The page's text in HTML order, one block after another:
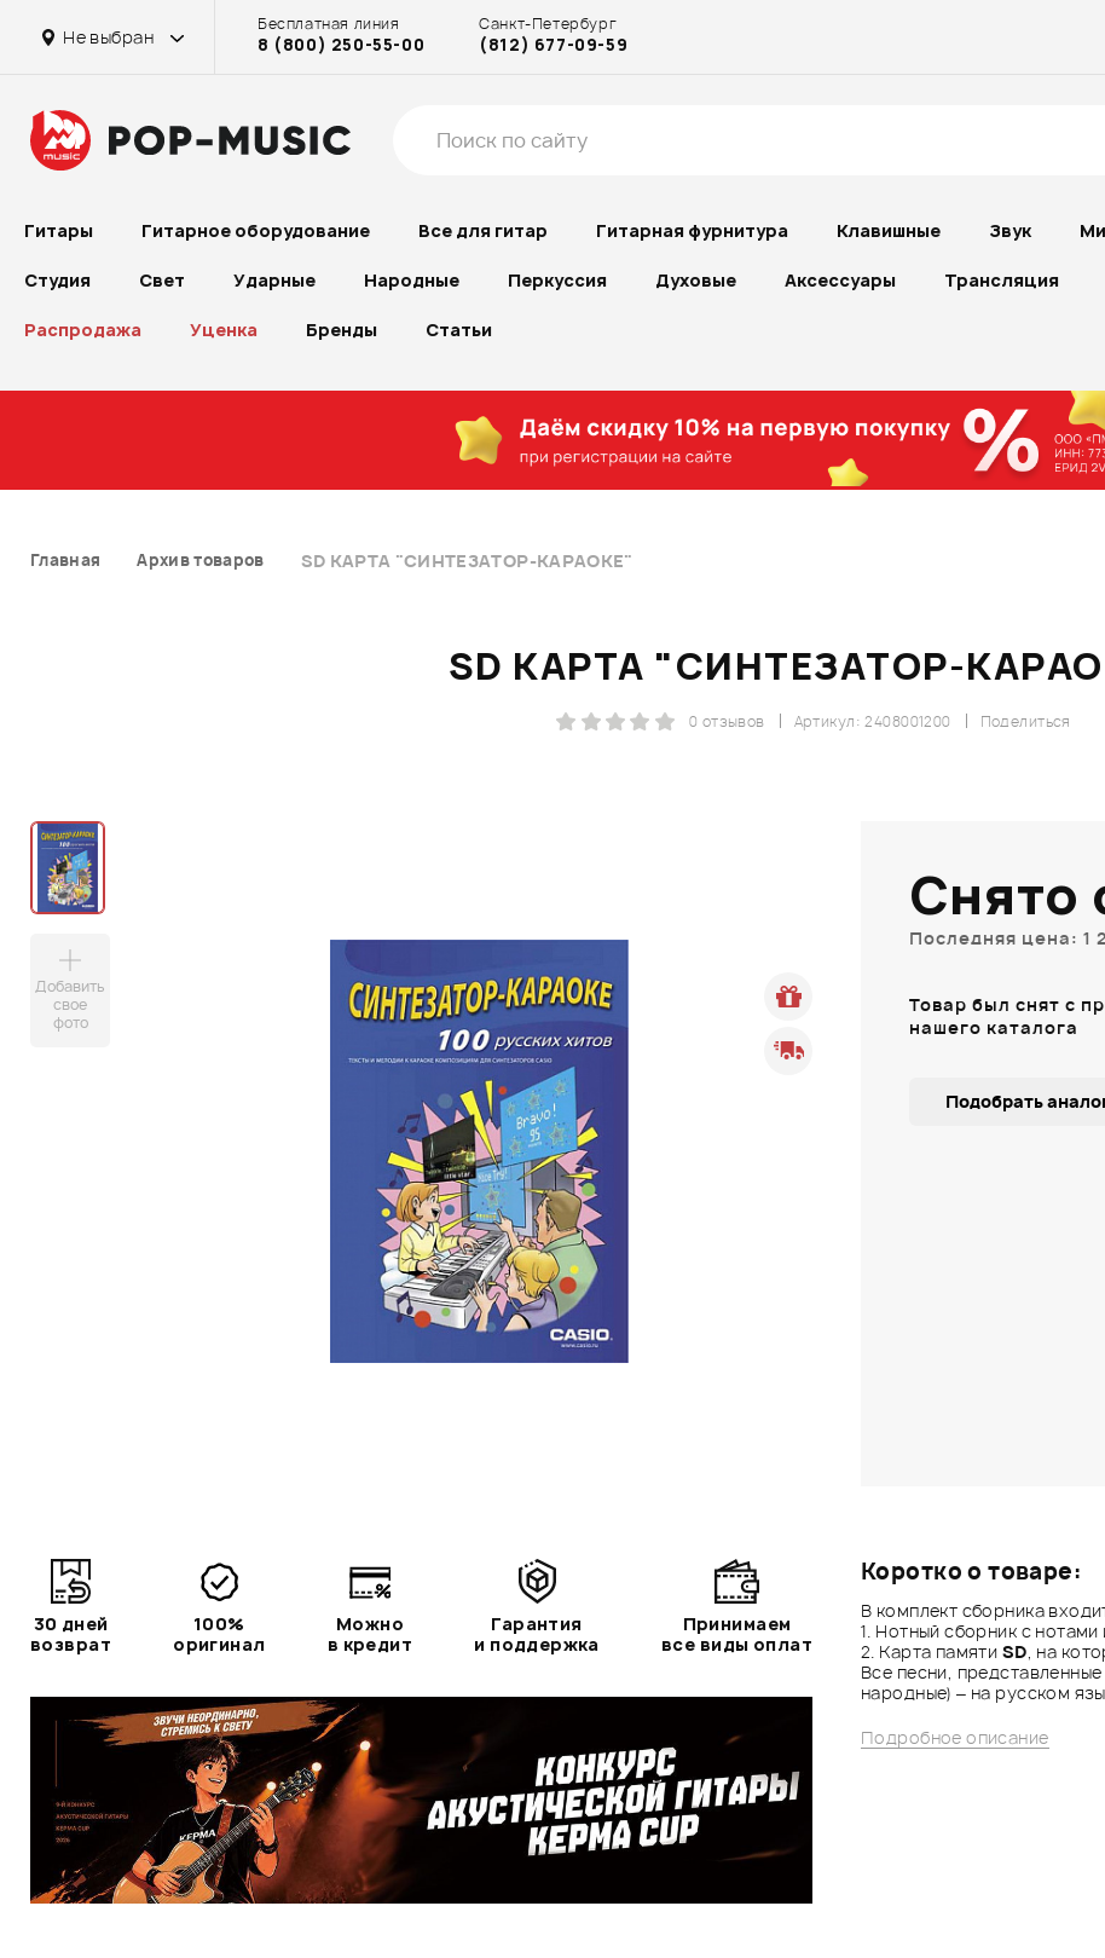
Не выбран
Бесплатная линия
8 (800) 250-55-00
Санкт-Петербург
(812) 677-09-59
Гитары Гитарное оборудование Все для гитар Гитарная фурнитура Клавишные Звук
Студия Свет Ударные Народные Перкуссия Духовые Аксессуары Трансляция
Распродажа Уценка Бренды Статьи
Главная Архив товаров SD КАРТА "СИНТЕЗАТОР-КАРАОКЕ"
SD КАРТА "СИНТЕЗАТОР-
Поделиться
Артикул: 2408001200
0 отзывов
Добавить
свое
фото
Коротко о товаре:
В комплект сборника
1. Нотный сборник с нотами
2. Карта памяти SD , на
Все песни,
народные) – на русском
Подробное описание
Снято
Последняя цена: 1
Товар был снят с
нашего каталога
Подобрать
30 дней
возврат
100%
оригинал
Можно
в кредит
Гарантия
и поддержка
Принимаем
все виды оплат